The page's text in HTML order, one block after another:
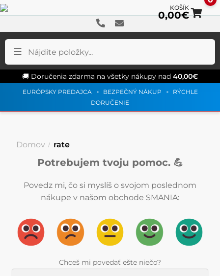
🚚 Doručenia zdarma na všetky nákupy nad 40,00€
EURÓPSKY PREDAJCA BEZPEČNÝ NÁKUP
RÝCHLE
DORUČENIE
na
na
0,00€
Domov rate
Potrebujem tvoju pomoc. 💪
Povedz mi, čo si myslíš o svojom poslednom
nákupe v našom obchode SMANIA:
Chceš mi povedať ešte niečo?